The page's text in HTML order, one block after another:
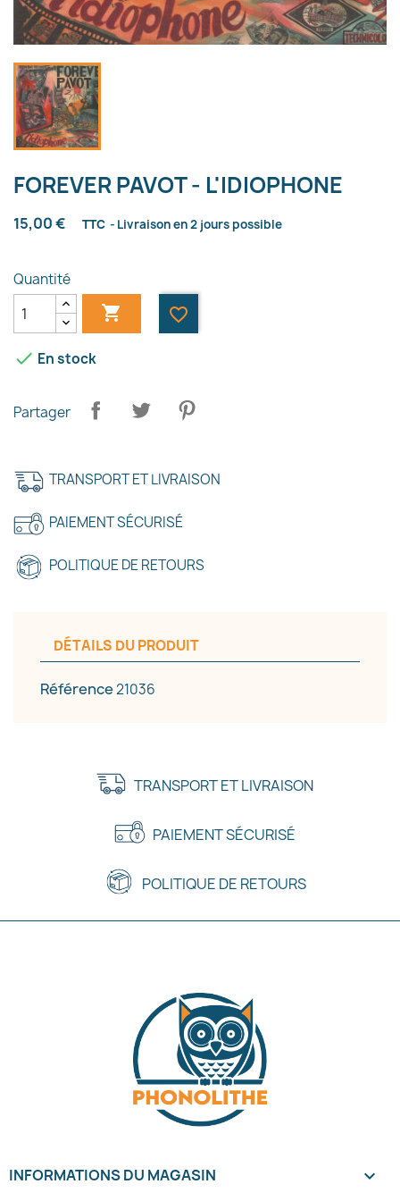
FOREVER PAVOT - L'IDIOPHONE
15,00 € TTC Livraison en 2 jours possible
Quantité
 favorite_border
 En stock
Partager
TRANSPORT ET LIVRAISON
PAIEMENT SÉCURISÉ
POLITIQUE DE RETOURS
DÉTAILS DU PRODUIT
Référence21036
Créer une liste d'envies
TRANSPORT ET LIVRAISON
PAIEMENT SÉCURISÉ
POLITIQUE DE RETOURS
INFORMATIONS DU MAGASIN keyboard_arrow_down